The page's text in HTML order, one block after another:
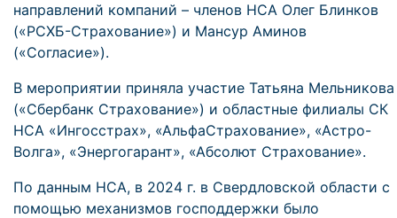
направлений компаний – членов НСА Олег Блинков
(«РСХБ-Страхование») и Мансур Аминов
(«Согласие»).
В мероприятии приняла участие Татьяна Мельникова
(«Сбербанк Страхование») и областные филиалы СК
НСА «Ингосстрах», «АльфаСтрахование», «Астро-
Волга», «Энергогарант», «Абсолют Страхование».
По данным НСА, в 2024 г. в Свердловской области с
помощью механизмов господдержки было